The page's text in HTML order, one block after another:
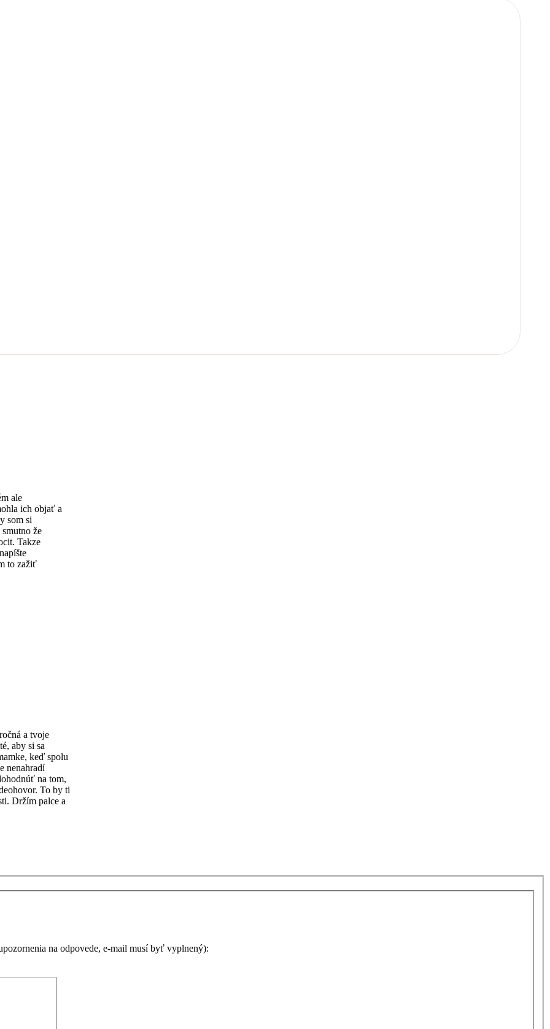
ale
ich objať a
som si
že
Takze
to zažiť
a tvoje
aby si sa
keď spolu
nenahradí
na tom,
To by ti
Držím palce a
na odpovede, e-mail musí byť vyplnený):